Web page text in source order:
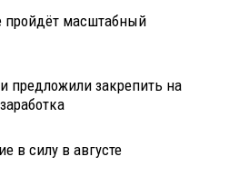
пройдёт масштабный
предложили закрепить на
в силу в августе